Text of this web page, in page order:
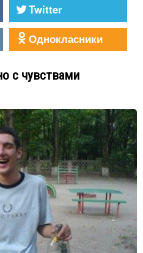
Twitter
Однокласники
с чувствами